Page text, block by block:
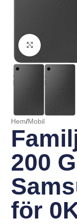
Hem/Mobil
200
för